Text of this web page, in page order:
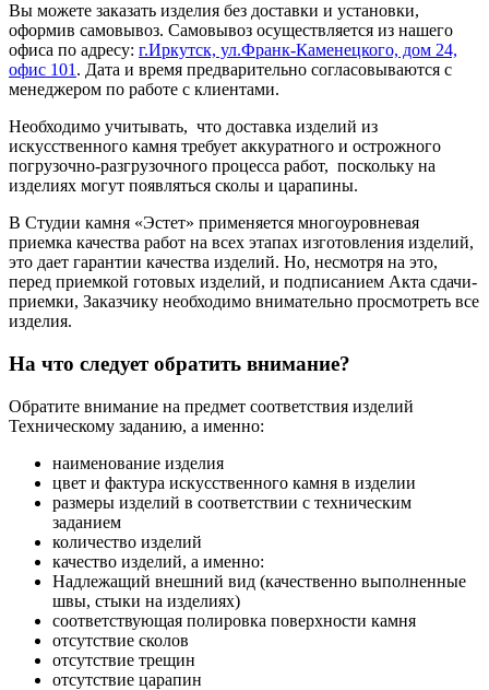
Вы можете заказать изделия без доставки и установки,
оформив самовывоз. Самовывоз осуществляется из нашего
офиса по адресу: г.Иркутск, ул.Франк-Каменецкого, дом 24,
офис 101 . Дата и время предварительно согласовываются с
менеджером по работе с клиентами.
Необходимо учитывать, что доставка изделий из
искусственного камня требует аккуратного и острожного
погрузочно-разгрузочного процесса работ, поскольку на
изделиях могут появляться сколы и царапины.
В Студии камня «Эстет» применяется многоуровневая
приемка качества работ на всех этапах изготовления изделий,
это дает гарантии качества изделий. Но, несмотря на это,
перед приемкой готовых изделий, и подписанием Акта сдачи-
приемки, Заказчику необходимо внимательно просмотреть все
изделия.
На что следует обратить внимание?
Обратите внимание на предмет соответствия изделий
Техническому заданию, а именно:
наименование изделия
цвет и фактура искусственного камня в изделии
размеры изделий в соответствии с техническим
заданием
количество изделий
качество изделий, а именно:
Надлежащий внешний вид (качественно выполненные
швы, стыки на изделиях)
соответствующая полировка поверхности камня
отсутствие сколов
отсутствие трещин
отсутствие царапин